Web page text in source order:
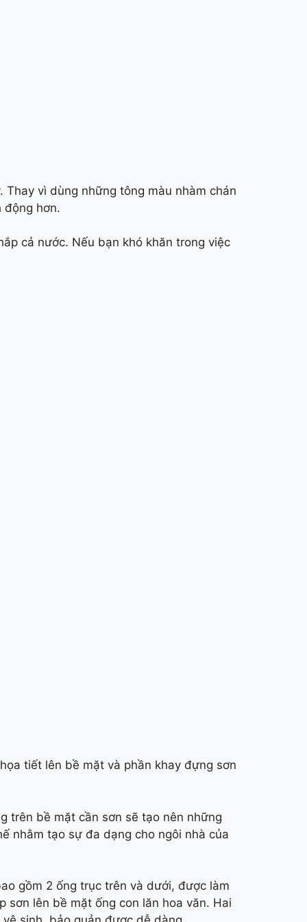
vì dùng những tông màu nhàm chán
động hơn.
cả nước. Nếu bạn khó khăn trong việc
tiết lên bề mặt và phần khay đựng sơn
trên bề mặt cần sơn sẽ tạo nên những
nhằm tạo sự đa dạng cho ngôi nhà của
gồm 2 ống trục trên và dưới, được làm
lên bề mặt ống con lăn hoa văn. Hai